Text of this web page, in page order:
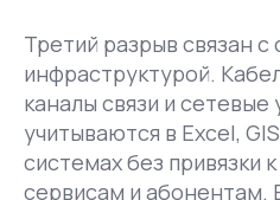
Третий разрыв связан с
инфраструктурой.
каналы связи и сетевые
учитываются в Excel,
системах без привязки
сервисам и абонентам.